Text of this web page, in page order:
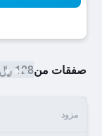
صفقات من128 ﷼
مزود